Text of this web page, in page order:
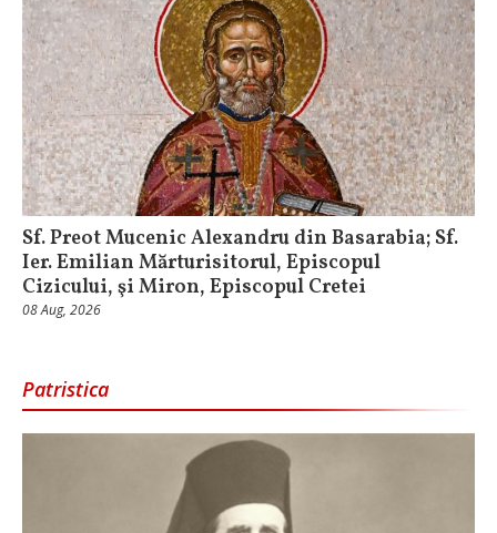
Sf. Preot Mucenic Alexandru din Basarabia; Sf.
Ier. Emilian Mărturisitorul, Episcopul
Cizicului, şi Miron, Episcopul Cretei
08 Aug, 2026
Patristica